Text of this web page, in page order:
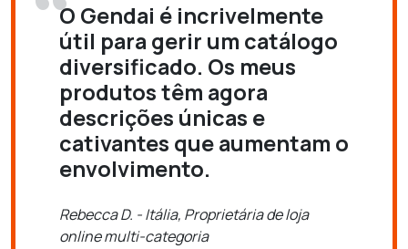
O Gendai é incrivelmente
útil para gerir um catálogo
diversificado. Os meus
produtos têm agora
descrições únicas e
cativantes que aumentam o
envolvimento.
Rebecca D. - Itália, Proprietária de loja
online multi-categoria